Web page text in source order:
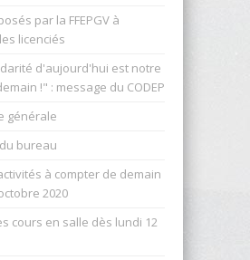
par la FFEPGV à
licenciés
d'aujourd'hui est notre
!" : message du CODEP
générale
bureau
à compter de demain
2020
cours en salle dès lundi 12